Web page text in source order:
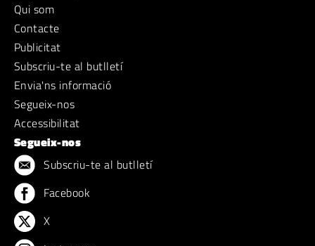
Qui som
Contacte
Publicitat
Subscriu-te al butlletí
Envia'ns informació
Segueix-nos
Accessibilitat
Segueix-nos
Subscriu-te al butlletí
Facebook
X